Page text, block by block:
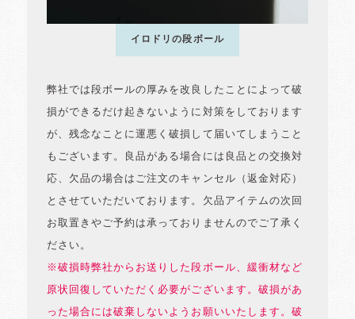
イロドリの段ボール
弊社では段ボールの厚みを改良したことによって破
損ができるだけ起きないように対策をしております
が、残念なことに運悪く破損して届いてしまうこと
もございます。良品がある場合には良品との交換対
応、欠品の場合はご注文のキャンセル（返金対応）
とさせていただいております。欠品アイテムの次回
お取置きやご予約は承っておりませんのでご了承く
ださい。
※破損時弊社からお送りした段ボール、緩衝材など
原状回復していただく必要がございます。破損があ
った場合には破棄しないようお願いいたします。破